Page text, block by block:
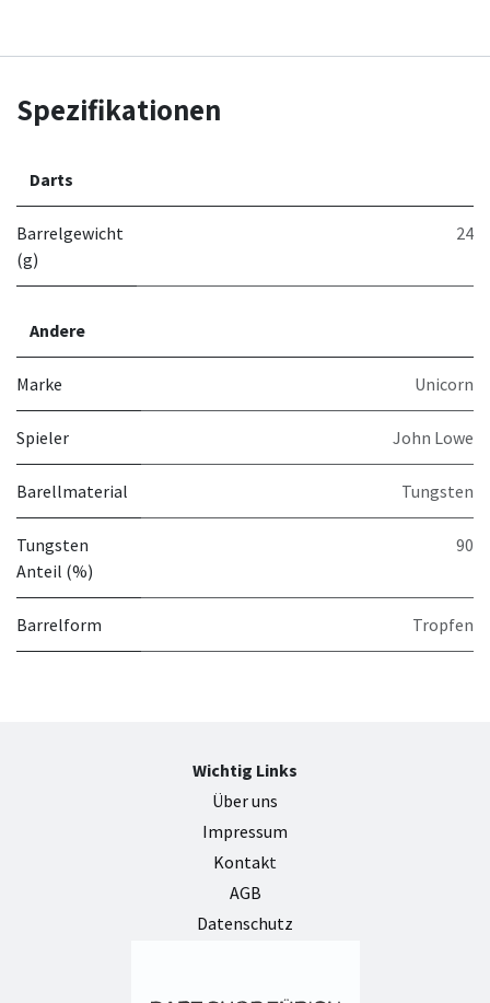
Spezifikationen
Darts
Barrelgewicht
(g)
24
Andere
Marke Unicorn
Spieler John Lowe
Barellmaterial Tungsten
Tungsten
Anteil (%)
90
Barrelform Tropfen
Wichtig Links
Über uns
Impressum
Kontakt
AGB
Datenschutz